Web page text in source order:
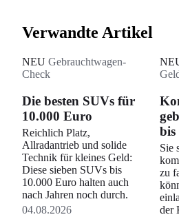
Verwandte Artikel
NEU Gebrauchtwagen-
Check
Die besten SUVs für
10.000 Euro
Reichlich Platz,
Allradantrieb und solide
Technik für kleines Geld:
Diese sieben SUVs bis
10.000 Euro halten auch
nach Jahren noch durch.
04.08.2026
bis
Sie
zu
der